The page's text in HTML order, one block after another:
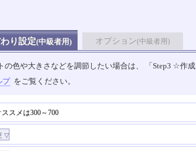
り設定(中級者用) オプション(中級者用)
色や大きさなどを調節したい場合は、 「Step3 ☆作成
プ をご覧ください。
ススメは300～700